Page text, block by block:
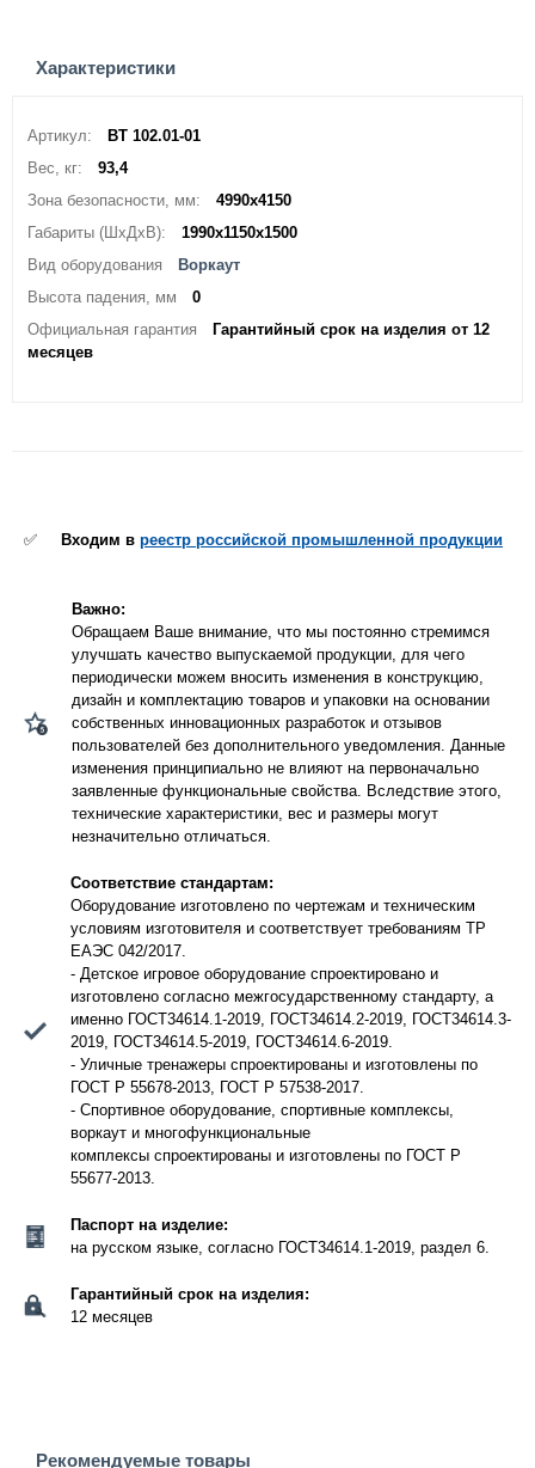
Характеристики
Вид оборудования
Воркаут
Высота падения, мм
0
Официальная гарантия
Гарантийный срок на изделия от 12
месяцев
Артикул:
ВТ 102.01-01
Вес, кг:
93,4
Зона безопасности, мм:
4990х4150
Габариты (ШхДхВ):
1990х1150х1500
✅ Входим в реестр российской промышленной продукции
Важно:
Обращаем Ваше внимание, что мы постоянно стремимся
улучшать качество выпускаемой продукции, для чего
периодически можем вносить изменения в конструкцию,
дизайн и комплектацию товаров и упаковки на основании
собственных инновационных разработок и отзывов
пользователей без дополнительного уведомления. Данные
изменения принципиально не влияют на первоначально
заявленные функциональные свойства. Вследствие этого,
технические характеристики, вес и размеры могут
незначительно отличаться.
Соответствие стандартам:
Оборудование изготовлено по чертежам и техническим
условиям изготовителя и соответствует требованиям ТР
ЕАЭС 042/2017.
- Детское игровое оборудование спроектировано и
изготовлено согласно межгосударственному стандарту, а
именно ГОСТ34614.1-2019, ГОСТ34614.2-2019, ГОСТ34614.3-
2019, ГОСТ34614.5-2019, ГОСТ34614.6-2019.
- Уличные тренажеры спроектированы и изготовлены по
ГОСТ Р 55678-2013, ГОСТ Р 57538-2017.
- Спортивное оборудование, спортивные комплексы,
воркаут и многофункциональные
комплексы спроектированы и изготовлены по ГОСТ Р
55677-2013.
Паспорт на изделие:
на русском языке, согласно ГОСТ34614.1-2019, раздел 6.
Гарантийный срок на изделия:
12 месяцев
Рекомендуемые товары